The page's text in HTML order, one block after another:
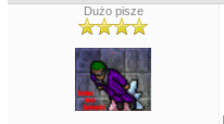
Dużo pisze